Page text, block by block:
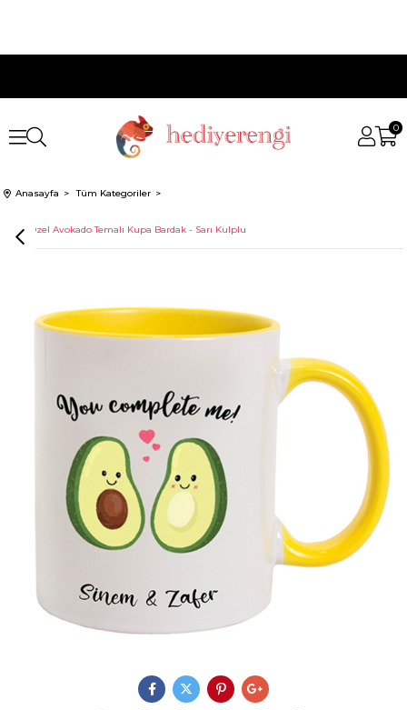
0
Anasayfa Tüm Kategoriler
İsme Özel Avokado Temalı Kupa Bardak - Sarı Kulplu